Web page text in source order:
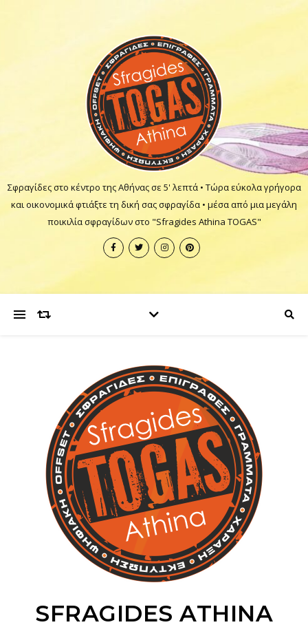
Σφραγίδες στο κέντρο της Αθήνας σε 5' λεπτά • Τώρα εύκολα γρήγορα
και οικονομικά φτιάξτε τη δική σας σφραγίδα • μέσα από μια μεγάλη
ποικιλία σφραγίδων στο "Sfragides Athina TOGAS"
SFRAGIDES ATHINA